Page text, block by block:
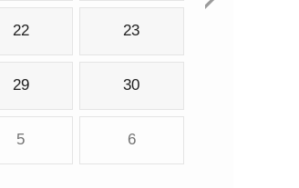
22 23
29 30
5 6